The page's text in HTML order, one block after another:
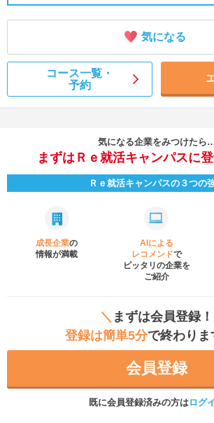
気になる
コース一覧・
予約
気になる企業をみつけたら
まずはＲｅ就活キャンパスに登
Ｒｅ就活キャンパスの３つの
成長企業の
情報が満載
AIによる
レコメンドで
ピッタリの企業を
ご紹介
＼ まずは会員登録！
登録は簡単5分で終わりま
会員登録
既に会員登録済みの方はログ